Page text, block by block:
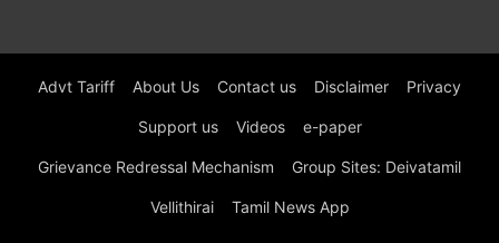
Advt Tariff About Us Contact us Disclaimer Privacy
Support us Videos e-paper
Grievance Redressal Mechanism Group Sites: Deivatamil
Vellithirai Tamil News App